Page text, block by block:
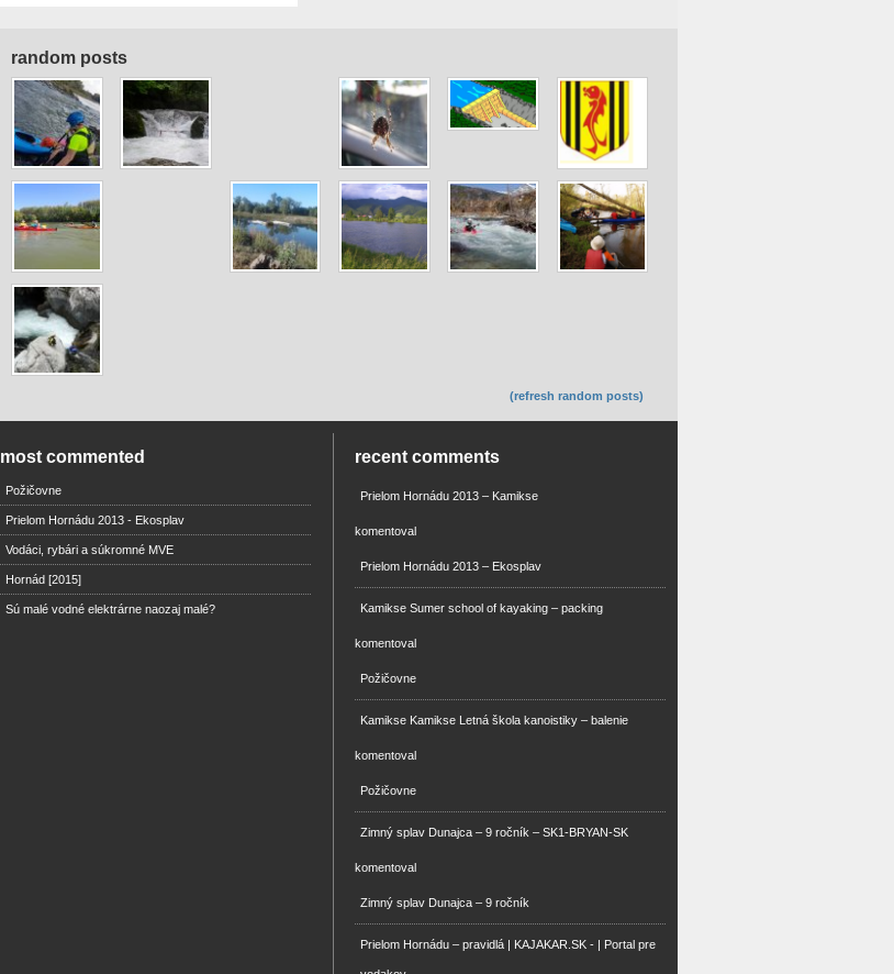
random posts
(refresh random posts)
most commented
Požičovne
Prielom Hornádu 2013 - Ekosplav
Vodáci, rybári a súkromné MVE
Hornád [2015]
Sú malé vodné elektrárne naozaj malé?
recent comments
Prielom Hornádu 2013 – Kamikse
komentoval
Prielom Hornádu 2013 – Ekosplav
Kamikse Sumer school of kayaking – packing
komentoval
Požičovne
Kamikse Kamikse Letná škola kanoistiky – balenie
komentoval
Požičovne
Zimný splav Dunajca – 9 ročník – SK1-BRYAN-SK
komentoval
Zimný splav Dunajca – 9 ročník
Prielom Hornádu – pravidlá | KAJAKAR.SK - | Portal pre